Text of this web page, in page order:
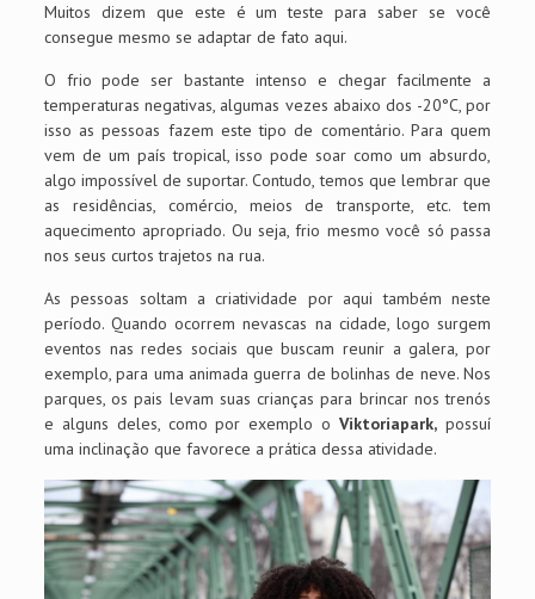
Muitos dizem que este é um teste para saber se você
consegue mesmo se adaptar de fato aqui.
O frio pode ser bastante intenso e chegar facilmente a
temperaturas negativas, algumas vezes abaixo dos -20°C, por
isso as pessoas fazem este tipo de comentário. Para quem
vem de um país tropical, isso pode soar como um absurdo,
algo impossível de suportar. Contudo, temos que lembrar que
as residências, comércio, meios de transporte, etc. tem
aquecimento apropriado. Ou seja, frio mesmo você só passa
nos seus curtos trajetos na rua.
As pessoas soltam a criatividade por aqui também neste
período. Quando ocorrem nevascas na cidade, logo surgem
eventos nas redes sociais que buscam reunir a galera, por
exemplo, para uma animada guerra de bolinhas de neve. Nos
parques, os pais levam suas crianças para brincar nos trenós
e alguns deles, como por exemplo oViktoriapark, possuí
uma inclinação que favorece a prática dessa atividade.